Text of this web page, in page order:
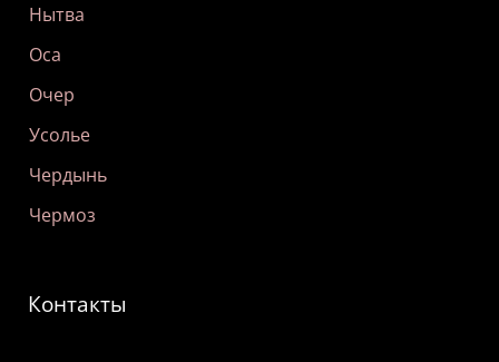
Нытва
Оса
Очер
Усолье
Чердынь
Чермоз
Контакты